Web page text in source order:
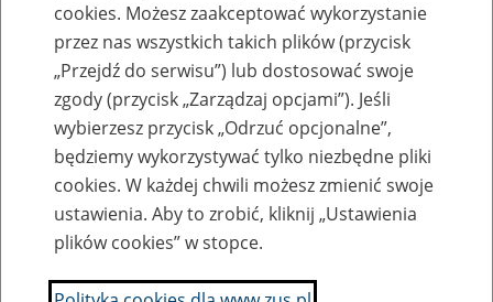
Baza zlikwidowanych lub
przekształconych zakładów pracy
Nazwa zakładu pracy:
SZUKAJ
cookies. Możesz zaakceptować wykorzystanie
przez nas wszystkich takich plików (przycisk
„Przejdź do serwisu”) lub dostosować swoje
zgody (przycisk „Zarządzaj opcjami”). Jeśli
wybierzesz przycisk „Odrzuć opcjonalne”,
będziemy wykorzystywać tylko niezbędne pliki
cookies. W każdej chwili możesz zmienić swoje
ustawienia. Aby to zrobić, kliknij „Ustawienia
plików cookies” w stopce.